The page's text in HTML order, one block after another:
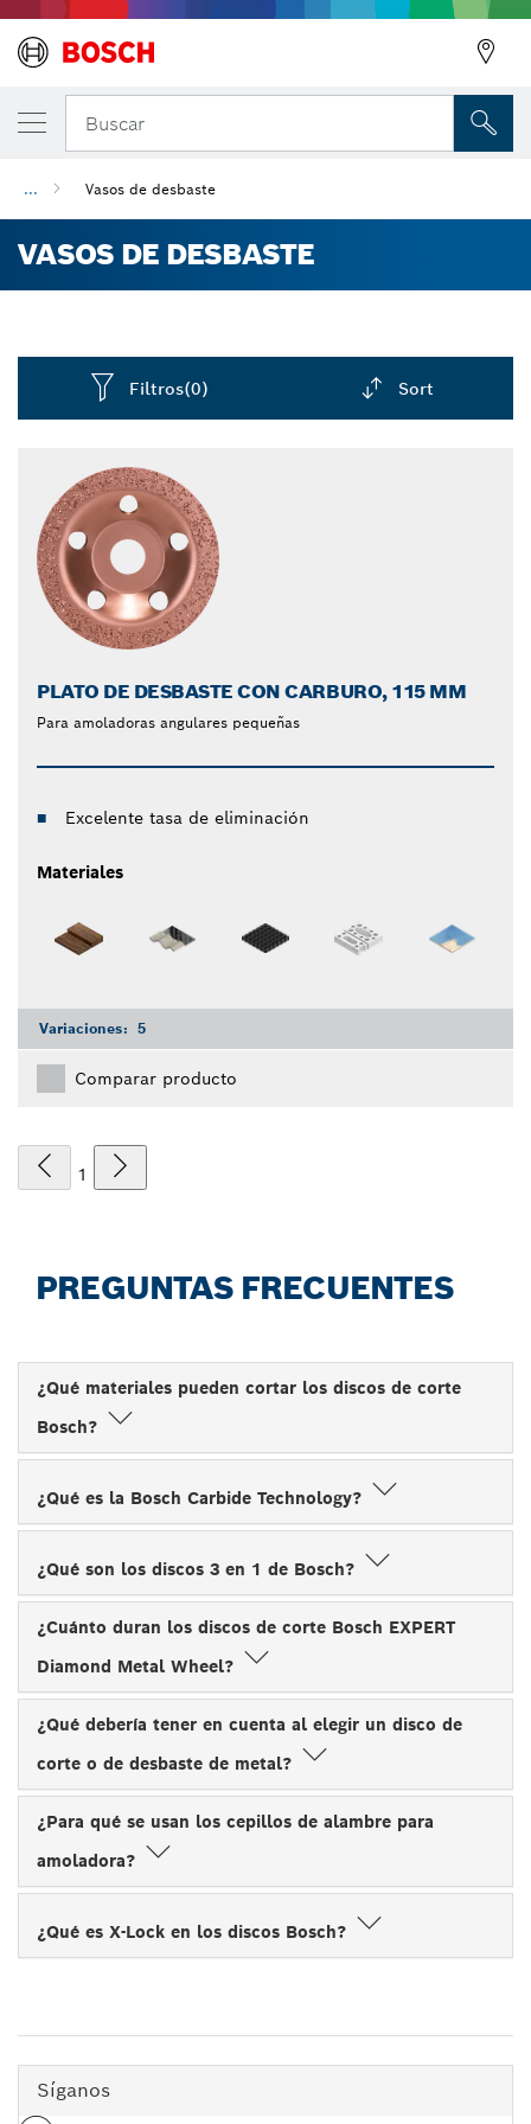
Buscar
... Vasos de desbaste
VASOS DE DESBASTE
Filtros(0) Sort
PLATO DE DESBASTE CON CARBURO, 115 MM
Para amoladoras angulares pequeñas
Excelente tasa de eliminación
Materiales
Variaciones: 5
Comparar producto
1
PREGUNTAS FRECUENTES
¿Qué materiales pueden cortar los discos de corte
Bosch?
¿Qué es la Bosch Carbide Technology?
¿Qué son los discos 3 en 1 de Bosch?
¿Cuánto duran los discos de corte Bosch EXPERT
Diamond Metal Wheel?
¿Qué debería tener en cuenta al elegir un disco de
corte o de desbaste de metal?
¿Para qué se usan los cepillos de alambre para
amoladora?
¿Qué es X-Lock en los discos Bosch?
Síganos